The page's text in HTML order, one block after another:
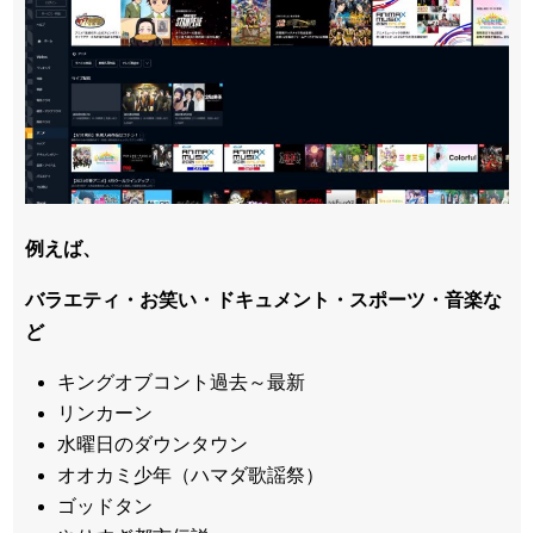
例えば、
バラエティ・お笑い・ドキュメント・スポーツ・音楽な
ど
キングオブコント過去～最新
リンカーン
水曜日のダウンタウン
オオカミ少年（ハマダ歌謡祭）
ゴッドタン